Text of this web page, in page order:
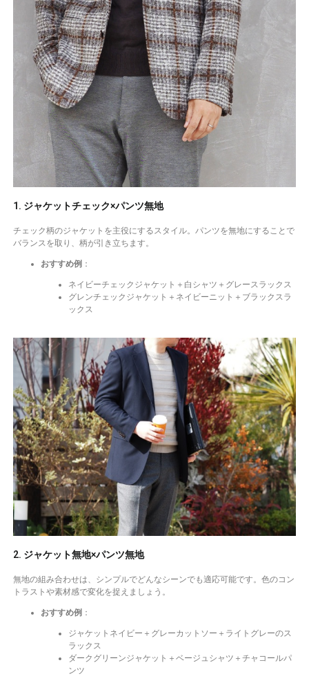
1. ジャケットチェック×パンツ無地
チェック柄のジャケットを主役にするスタイル。パンツを無地にすることで
バランスを取り、柄が引き立ちます。
おすすめ例 ：
ネイビーチェックジャケット＋白シャツ＋グレースラックス
グレンチェックジャケット＋ネイビーニット＋ブラックスラ
ックス
2. ジャケット無地×パンツ無地
無地の組み合わせは、シンプルでどんなシーンでも適応可能です。色のコン
トラストや素材感で変化を捉えましょう。
おすすめ例 ：
ジャケットネイビー＋グレーカットソー＋ライトグレーのス
ラックス
ダークグリーンジャケット＋ベージュシャツ＋チャコールパ
ンツ